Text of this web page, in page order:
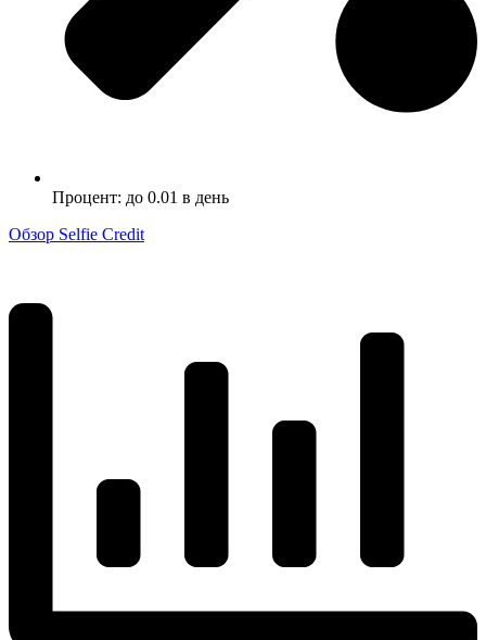
Процент: до 0.01 в день
Обзор Selfie Credit